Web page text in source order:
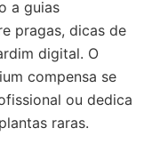
a guias
pragas, dicas de
digital. O
compensa se
ou dedica
raras.